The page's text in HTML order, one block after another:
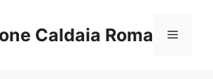
Caldaia Roma Menu